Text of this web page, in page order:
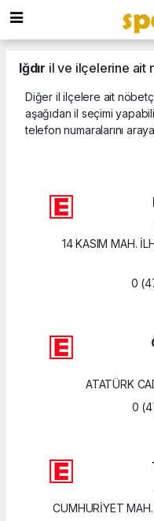
Iğdır il ve ilçelerine ait
Diğer il ilçelere ait
aşağıdan il seçimi
telefon numaralarını
14 KASIM MAH.
0
ATATÜRK
0
CUMHURİYET